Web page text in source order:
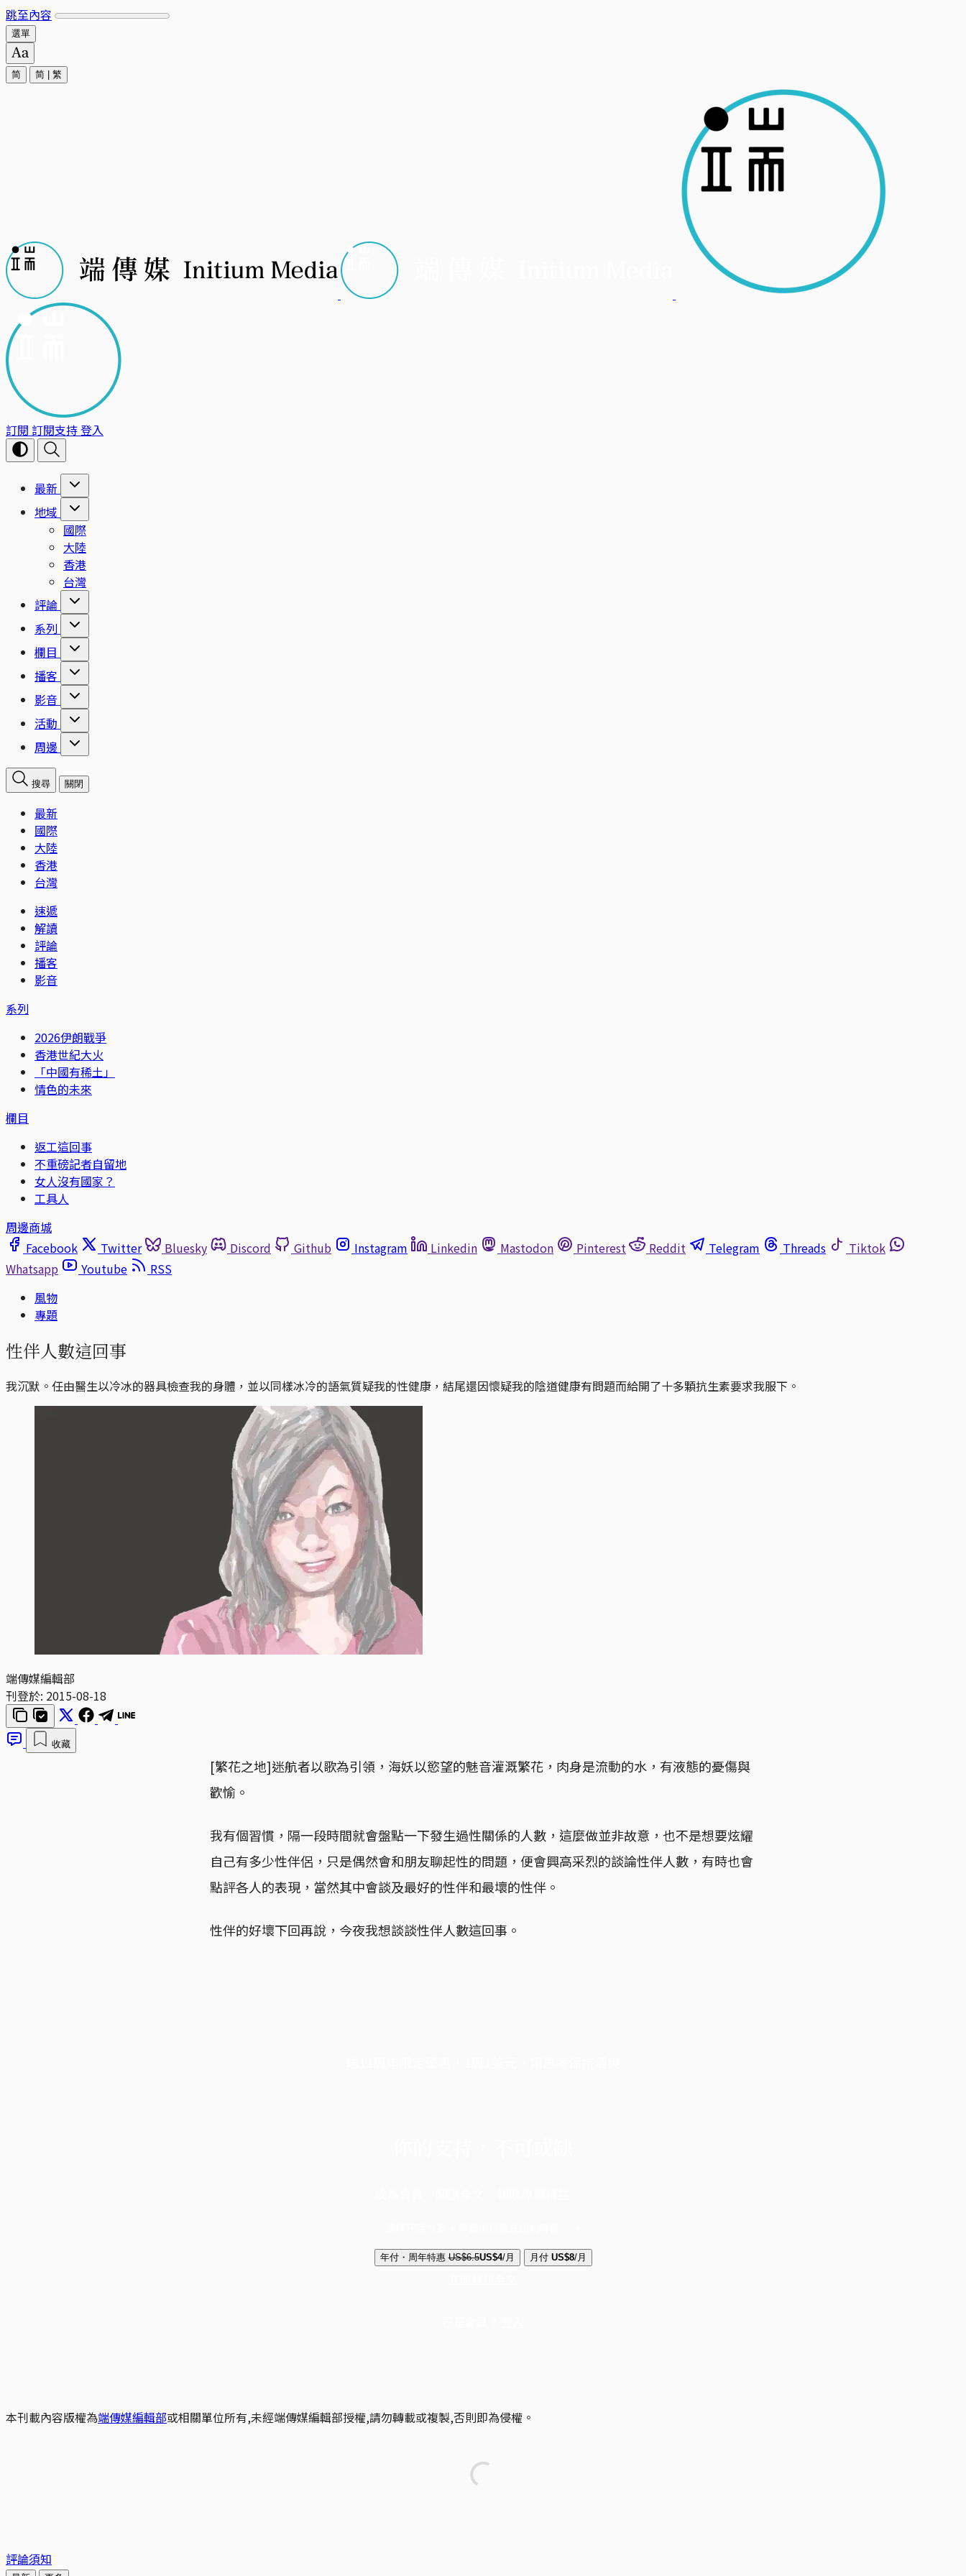
跳至內容
選單
简 简 繁
訂閱 訂閱支持登入
最新
地域
國際
大陸
香港
台灣
評論
系列
欄目
播客
影音
活動
周邊
搜尋 關閉
最新
國際
大陸
香港
台灣
速遞
解讀
評論
播客
影音
系列
2026伊朗戰爭
香港世紀大火
「中國有稀土」
情色的未來
欄目
返工這回事
不重磅記者自留地
女人沒有國家？
工具人
周邊商城
Facebook
Twitter Bluesky Discord Github Instagram Linkedin Mastodon Pinterest Reddit Telegram Threads
Tiktok
Whatsapp
Youtube
RSS
風物
專題
性伴人數這回事
我沉默。任由醫生以冷冰的器具檢查我的身體，並以同樣冰冷的語氣質疑我的性健康，結尾還因懷疑我的陰道健康有問題而給開了十多顆抗生素要求我服下。
端傳媒編輯部
刊登於: 2015-08-18
收藏
[繁花之地]迷航者以歌為引領，海妖以慾望的魅音灌溉繁花，肉身是流動的水，有液態的憂傷與
歡愉。
我有個習慣，隔一段時間就會盤點一下發生過性關係的人數，這麼做並非故意，也不是想要炫耀
自己有多少性伴侶，只是偶然會和朋友聊起性的問題，便會興高采烈的談論性伴人數，有時也會
點評各人的表現，當然其中會談及最好的性伴和最壞的性伴。
性伴的好壞下回再說，今夜我想談談性伴人數這回事。
年付・周年特惠 US$6.5US$4/月 月付 US$8/月
本刊載內容版權為端傳媒編輯部或相關單位所有,未經端傳媒編輯部授權,請勿轉載或複製,否則即為侵權。
評論須知